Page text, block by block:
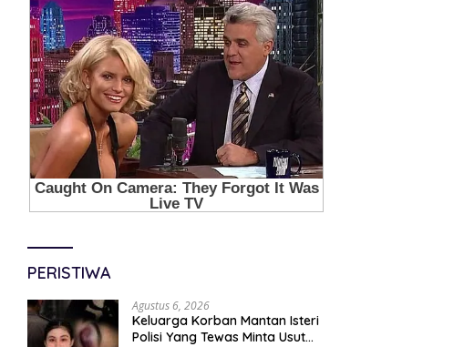
PERISTIWA
Agustus 6, 2026
Keluarga Korban Mantan Isteri
Polisi Yang Tewas Minta Usut